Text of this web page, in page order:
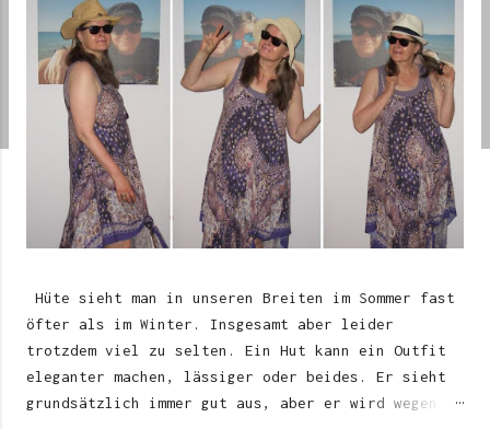
Hüte sieht man in unseren Breiten im Sommer fast
öfter als im Winter. Insgesamt aber leider
trotzdem viel zu selten. Ein Hut kann ein Outfit
eleganter machen, lässiger oder beides. Er sieht
grundsätzlich immer gut aus, aber er wird wegen